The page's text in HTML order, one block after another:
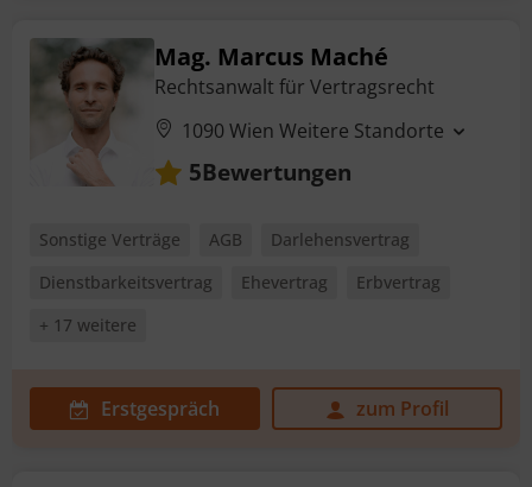
Mag. Marcus Maché
Rechtsanwalt für Vertragsrecht
1090 Wien Weitere Standorte
5Bewertungen
Sonstige Verträge AGB
Darlehensvertrag
Dienstbarkeitsvertrag
Ehevertrag
Erbvertrag
+ 17 weitere
Erstgespräch zum Profil